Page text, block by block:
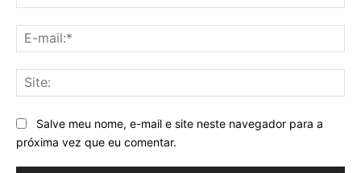
Salve meu nome, e-mail e site neste navegador para a
próxima vez que eu comentar.